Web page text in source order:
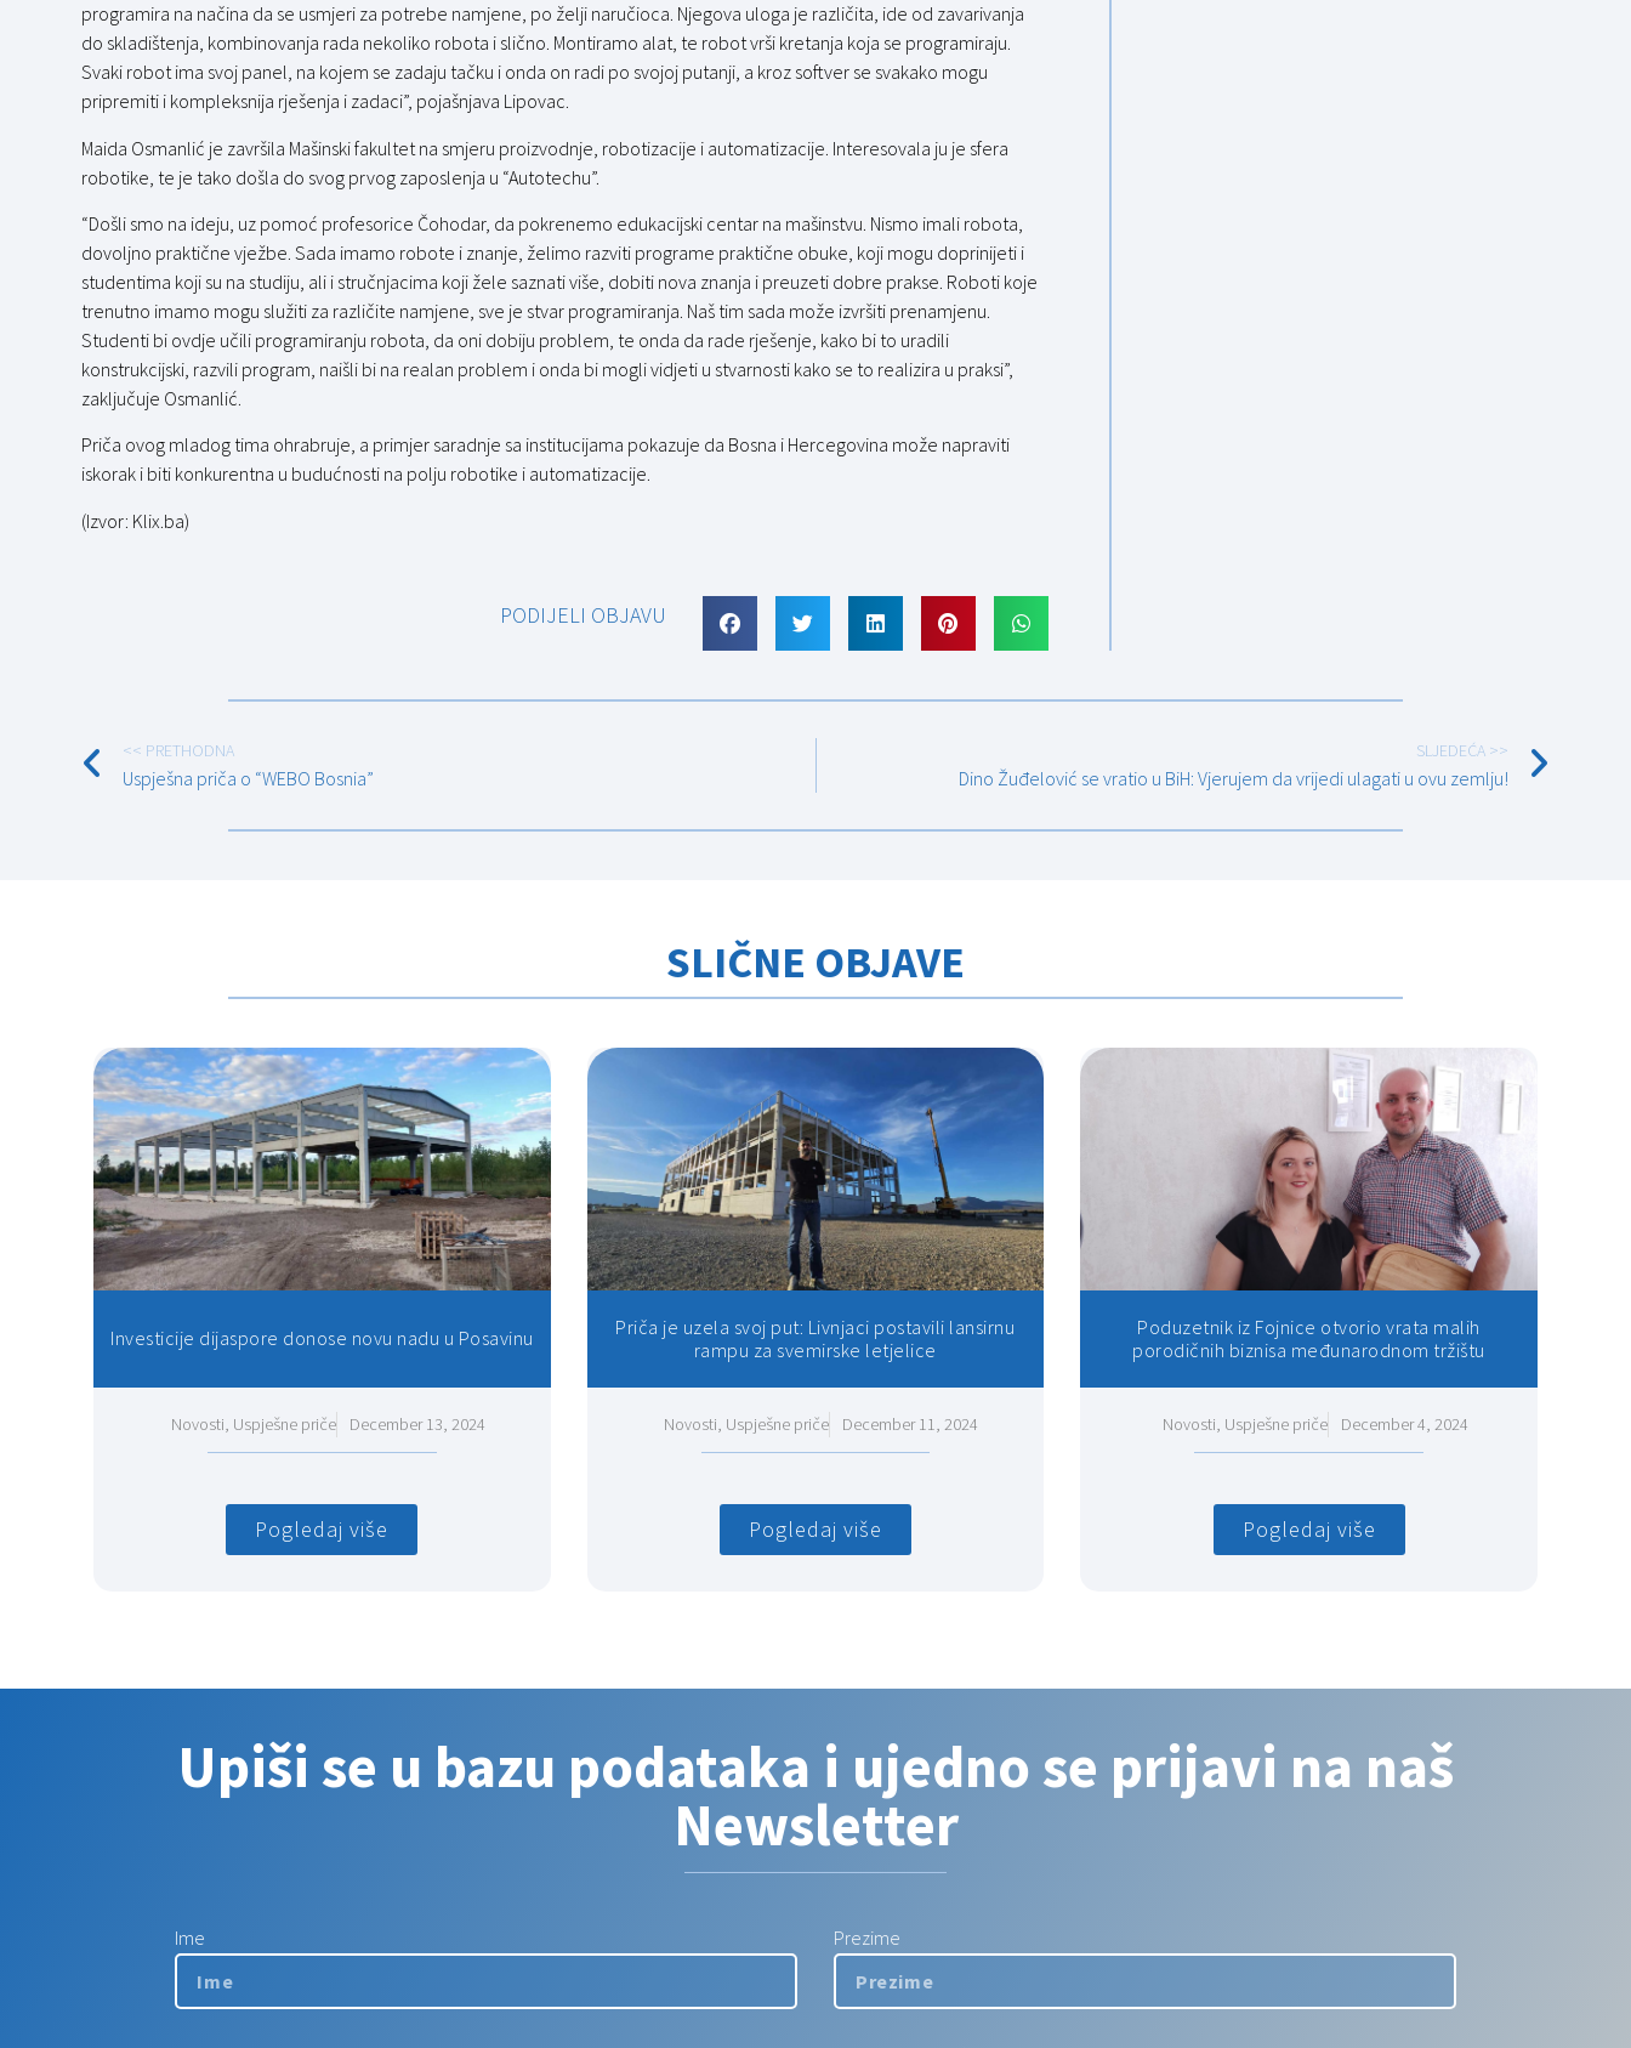
programira na načina da se usmjeri za potrebe namjene, po želji naručioca. Njegova uloga je različita, ide od zavarivanja
do skladištenja, kombinovanja rada nekoliko robota i slično. Montiramo alat, te robot vrši kretanja koja se programiraju.
Svaki robot ima svoj panel, na kojem se zadaju tačku i onda on radi po svojoj putanji, a kroz softver se svakako mogu
pripremiti i kompleksnija rješenja i zadaci”, pojašnjava Lipovac.
Maida Osmanlić je završila Mašinski fakultet na smjeru proizvodnje, robotizacije i automatizacije. Interesovala ju je sfera
robotike, te je tako došla do svog prvog zaposlenja u “Autotechu”.
“Došli smo na ideju, uz pomoć profesorice Čohodar, da pokrenemo edukacijski centar na mašinstvu. Nismo imali robota,
dovoljno praktične vježbe. Sada imamo robote i znanje, želimo razviti programe praktične obuke, koji mogu doprinijeti i
studentima koji su na studiju, ali i stručnjacima koji žele saznati više, dobiti nova znanja i preuzeti dobre prakse. Roboti koje
trenutno imamo mogu služiti za različite namjene, sve je stvar programiranja. Naš tim sada može izvršiti prenamjenu.
Studenti bi ovdje učili programiranju robota, da oni dobiju problem, te onda da rade rješenje, kako bi to uradili
konstrukcijski, razvili program, naišli bi na realan problem i onda bi mogli vidjeti u stvarnosti kako se to realizira u praksi”,
zaključuje Osmanlić.
Priča ovog mladog tima ohrabruje, a primjer saradnje sa institucijama pokazuje da Bosna i Hercegovina može napraviti
iskorak i biti konkurentna u budućnosti na polju robotike i automatizacije.
(Izvor: Klix.ba)
PODIJELI OBJAVU
<< PRETHODNA
Uspješna priča o “WEBO Bosnia”
SLJEDEĆA >>
Dino Žuđelović se vratio u BiH: Vjerujem da vrijedi ulagati u ovu zemlju!
SLIČNE OBJAVE
Investicije dijaspore donose novu nadu u Posavinu
Novosti, Uspješne priče December 13, 2024
Pogledaj više
Priča je uzela svoj put: Livnjaci postavili lansirnu
rampu za svemirske letjelice
Novosti, Uspješne priče December 11, 2024
Pogledaj više
Poduzetnik iz Fojnice otvorio vrata malih
porodičnih biznisa međunarodnom tržištu
Novosti, Uspješne priče December 4, 2024
Pogledaj više
Upiši se u bazu podataka i ujedno se prijavi na naš
Newsletter
Ime Prezime